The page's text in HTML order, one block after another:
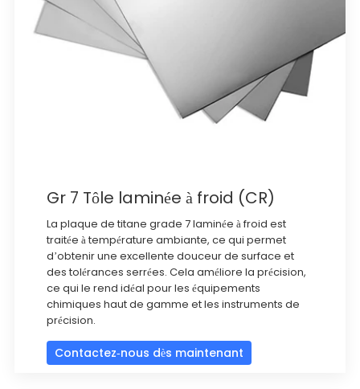
Gr 7 Tôle laminée à froid (CR)
La plaque de titane grade 7 laminée à froid est
traitée à température ambiante, ce qui permet
d’obtenir une excellente douceur de surface et
des tolérances serrées. Cela améliore la précision,
ce qui le rend idéal pour les équipements
chimiques haut de gamme et les instruments de
précision.
Contactez-nous dès maintenant